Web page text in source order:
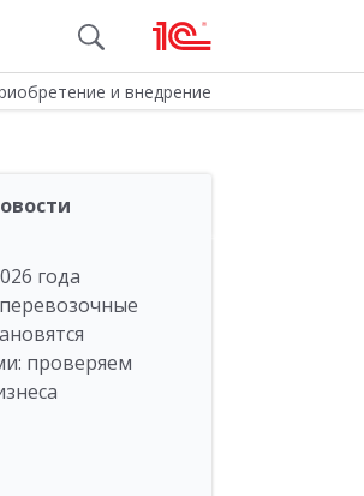
и внедрение
года
проверяем